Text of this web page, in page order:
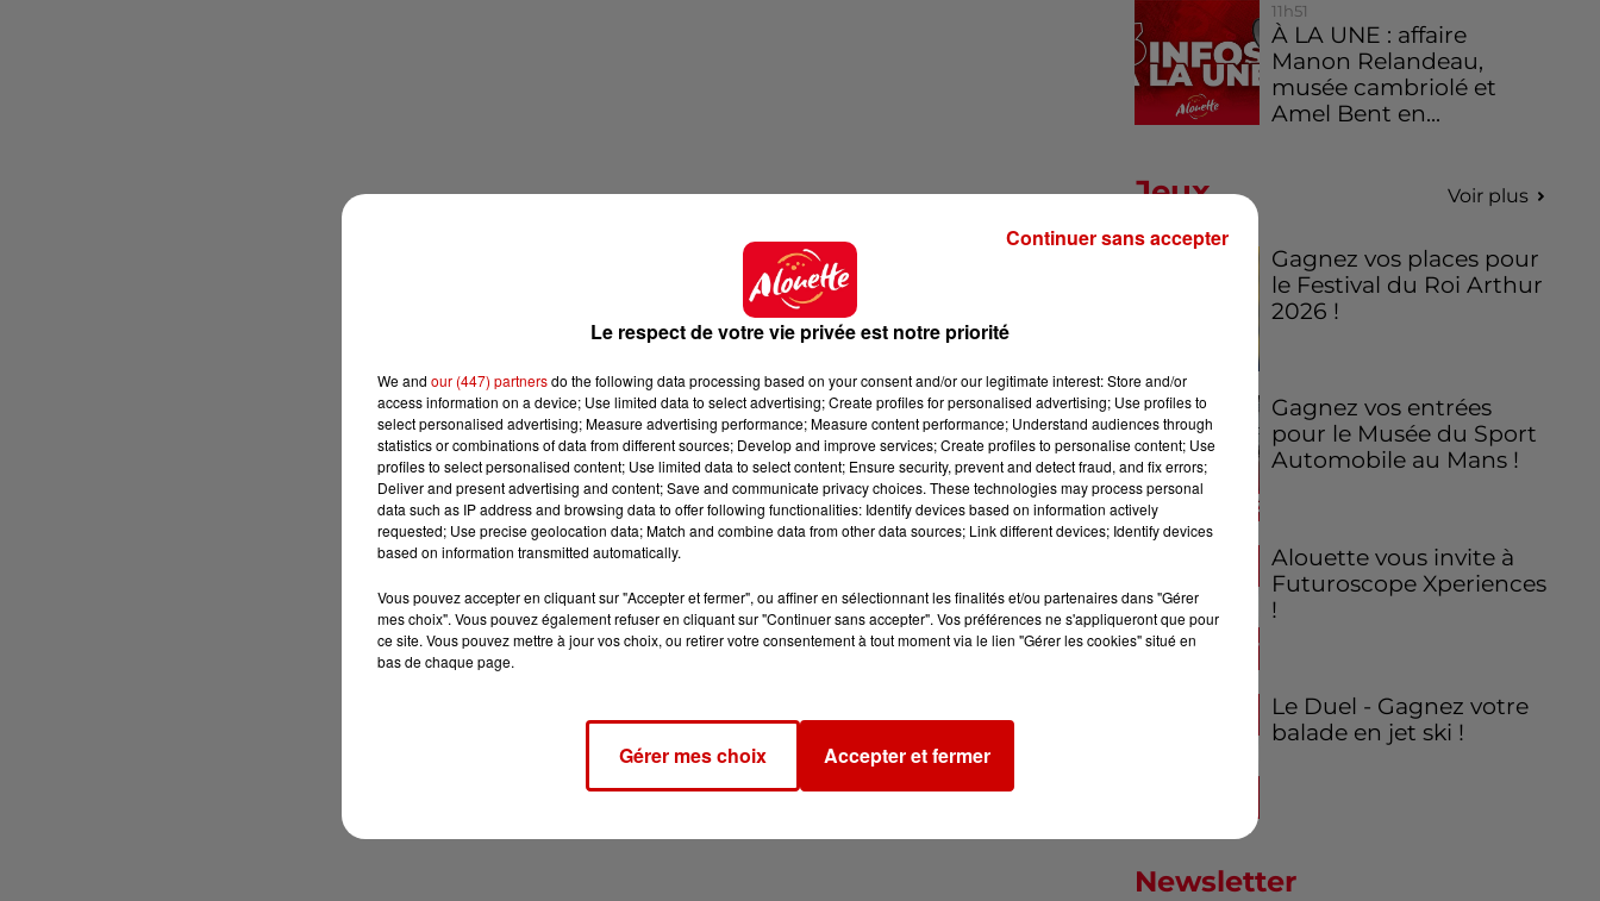
11h51
À LA UNE : affaire
Manon Relandeau,
musée cambriolé et
Amel Bent en...
Jeux Voir plus
Gagnez vos places pour
le Festival du Roi Arthur
2026 !
Gagnez vos entrées
pour le Musée du Sport
Automobile au Mans !
Alouette vous invite à
Futuroscope Xperiences
!
Le Duel - Gagnez votre
balade en jet ski !
Newsletter
Le respect de votre vie privée est notre priorité
We and our (447) partnersdo the following data processing based on your consent and/or our legitimate interest: Store and/or
access information on a device; Use limited data to select advertising; Create profiles for personalised advertising; Use profiles to
select personalised advertising; Measure advertising performance; Measure content performance; Understand audiences through
statistics or combinations of data from different sources; Develop and improve services; Create profiles to personalise content; Use
profiles to select personalised content; Use limited data to select content; Ensure security, prevent and detect fraud, and fix errors;
Deliver and present advertising and content; Save and communicate privacy choices. These technologies may process personal
data such as IP address and browsing data to offer following functionalities: Identify devices based on information actively
requested; Use precise geolocation data; Match and combine data from other data sources; Link different devices; Identify devices
based on information transmitted automatically.
Vous pouvez accepter en cliquant sur "Accepter et fermer", ou affiner en sélectionnant les finalités et/ou partenaires dans "Gérer
mes choix". Vous pouvez également refuser en cliquant sur "Continuer sans accepter". Vos préférences ne s'appliqueront que pour
ce site. Vous pouvez mettre à jour vos choix, ou retirer votre consentement à tout moment via le lien "Gérer les cookies" situé en
bas de chaque page.
Gérer mes choix Accepter et fermer
Continuer sans accepter